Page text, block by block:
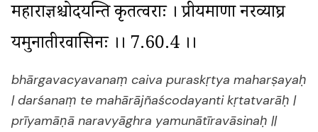
महाराज्ञश्चोदयन्ति कृतत्वराः । प्रीयमाणा नरव्याघ्र
यमुनातीरवासिनः ।। 7.60.4 ।।
bhārgavacyavanaṃ caiva puraskṛtya maharṣayaḥ
| darśanaṃ te mahārājñaścodayanti kṛtatvarāḥ |
prīyamāṇā naravyāghra yamunātīravāsinaḥ ||